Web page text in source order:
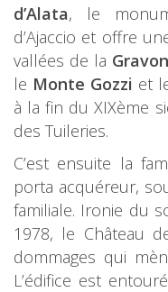
d’Alata, le
d’Ajaccio et offre
vallées de la
le Monte Gozzi et
à la fin du XIXème
des Tuileries.
C’est ensuite la
porta acquéreur,
familiale. Ironie du
1978, le Château
dommages qui
L’édifice est